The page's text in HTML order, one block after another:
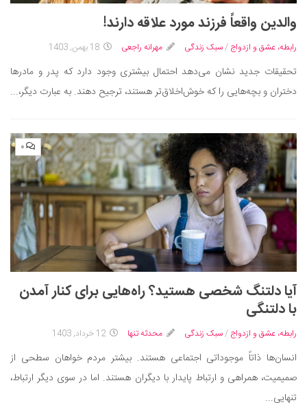
زمین و محیط زیست
خودرو
دانستنی‌ها
طنز
فال
مسابقه
اخبار
والدین واقعاً فرزند مورد علاقه دارند!
رابطه، عشق و ازدواج /سبک زندگی مهرانه راجعی 18 بهمن, 1403
تحقیقات جدید نشان می‌دهد احتمال بیشتری وجود دارد که پدر و مادرها
دختران و بچه‌هایی را که خوش‌اخلاق‌تر هستند، ترجیح دهند. به عبارت دیگر،...
۰
آیا دلتنگ شخصی هستید؟ راه‌هایی برای کنار آمدن
با دلتنگی
رابطه، عشق و ازدواج /سبک زندگی محدثه تنها 12 خرداد, 1403
انسان‌ها ذاتاً موجوداتی اجتماعی هستند. بیشتر مردم خواهان سطحی از
صمیمیت، همراهی و ارتباط پایدار با دیگران هستند. اما در سوی دیگر ارتباط،
تنهایی...